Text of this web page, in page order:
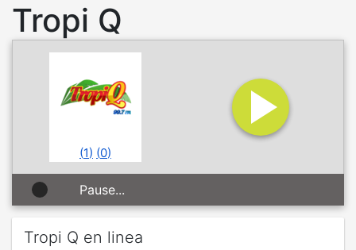
Tropi Q
(1) (0)
Pause...
Tropi Q en linea